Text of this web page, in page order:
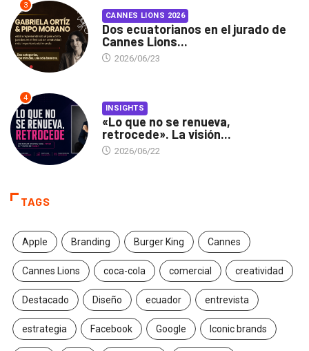
3
CANNES LIONS 2026
Dos ecuatorianos en el jurado de
Cannes Lions...
2026/06/23
4
INSIGHTS
«Lo que no se renueva,
retrocede». La visión...
2026/06/22
TAGS
Apple Branding Burger King Cannes
Cannes Lions coca-cola comercial creatividad
Destacado Diseño ecuador entrevista
estrategia Facebook Google Iconic brands